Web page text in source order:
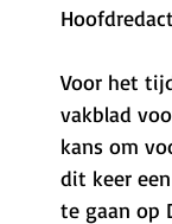
Voor het
vakblad
kans om
dit keer
te gaan op